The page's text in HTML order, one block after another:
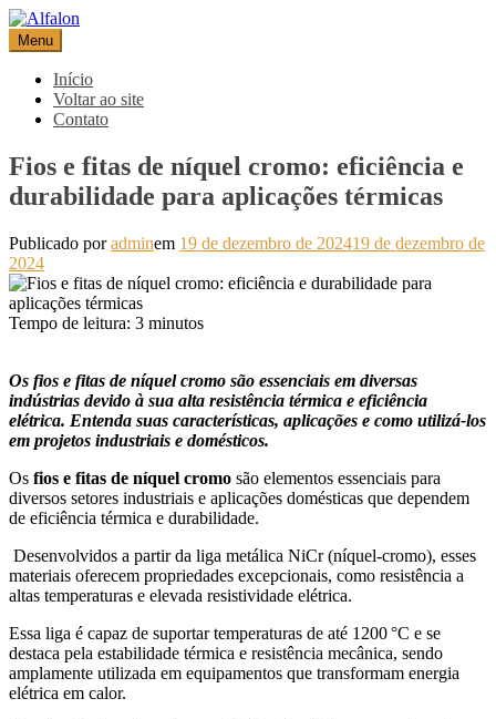
Pular
para
o
conteúdo
Alfalon
comércio e serviços pertinentes aos produtos de embalagens
Menu
Início
Voltar ao site
Contato
Fios e fitas de níquel cromo: eficiência e
durabilidade para aplicações térmicas
Publicado poradminem 19 de dezembro de 202419 de dezembro de
2024
Tempo de leitura: 3 minutos
Os fios e fitas de níquel cromo são essenciais em diversas
indústrias devido à sua alta resistência térmica e eficiência
elétrica. Entenda suas características, aplicações e como utilizá-los
em projetos industriais e domésticos.
Os fios e fitas de níquel cromo são elementos essenciais para
diversos setores industriais e aplicações domésticas que dependem
de eficiência térmica e durabilidade.
Desenvolvidos a partir da liga metálica NiCr (níquel-cromo), esses
materiais oferecem propriedades excepcionais, como resistência a
altas temperaturas e elevada resistividade elétrica.
Essa liga é capaz de suportar temperaturas de até 1200 °C e se
destaca pela estabilidade térmica e resistência mecânica, sendo
amplamente utilizada em equipamentos que transformam energia
elétrica em calor.